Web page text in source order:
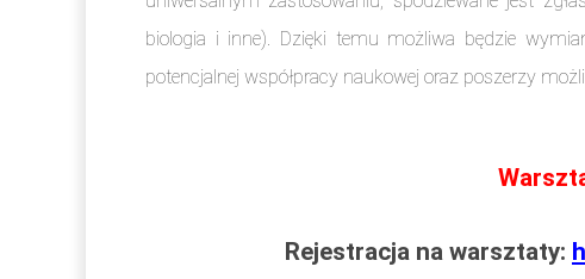
biologia i inne). Dzięki temu możliwa będzie
potencjalnej współpracy naukowej oraz poszerzy
Rejestracja na warsztaty: